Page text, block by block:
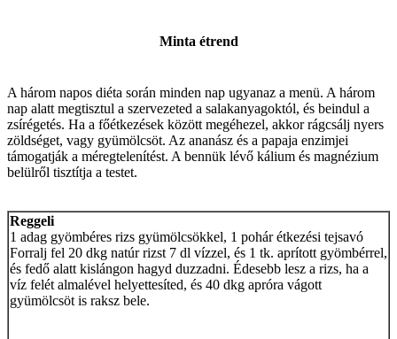
Minta étrend
A három napos diéta során minden nap ugyanaz a menü. A három
nap alatt megtisztul a szervezeted a salakanyagoktól, és beindul a
zsírégetés. Ha a főétkezések között megéhezel, akkor rágcsálj nyers
zöldséget, vagy gyümölcsöt. Az ananász és a papaja enzimjei
támogatják a méregtelenítést. A bennük lévő kálium és magnézium
belülről tisztítja a testet.
Reggeli
1 adag gyömbéres rizs gyümölcsökkel, 1 pohár étkezési tejsavó
Forralj fel 20 dkg natúr rizst 7 dl vízzel, és 1 tk. aprított gyömbérrel,
és fedő alatt kislángon hagyd duzzadni. Édesebb lesz a rizs, ha a
víz felét almalével helyettesíted, és 40 dkg apróra vágott
gyümölcsöt is raksz bele.